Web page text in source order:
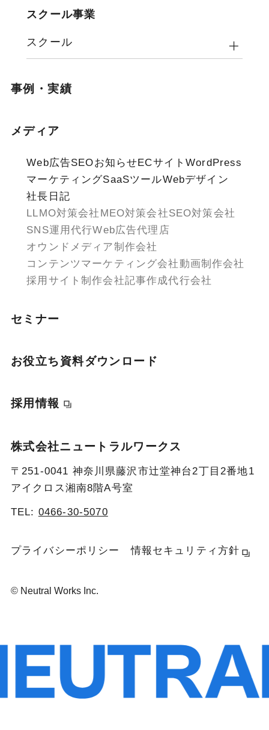
スクール事業
スクール
事例・実績
メディア
Web広告SEOお知らせECサイトWordPress
マーケティングSaaSツールWebデザイン
社長日記
LLMO対策会社 MEO対策会社SEO対策会社
SNS運用代行Web広告代理店
オウンドメディア制作会社
コンテンツマーケティング会社動画制作会社
採用サイト制作会社記事作成代行会社
セミナー
お役立ち資料ダウンロード
採用情報
株式会社ニュートラルワークス
〒251-0041 神奈川県藤沢市辻堂神台2丁目2番地1
アイクロス湘南8階A号室
TEL: 0466-30-5070
プライバシーポリシー 情報セキュリティ方針
© Neutral Works Inc.